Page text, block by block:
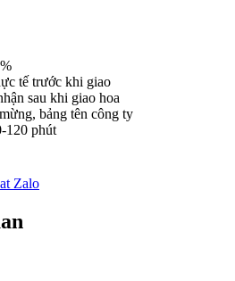
tế trước khi giao
sau khi giao hoa
bảng tên công ty
120 phút
Zalo